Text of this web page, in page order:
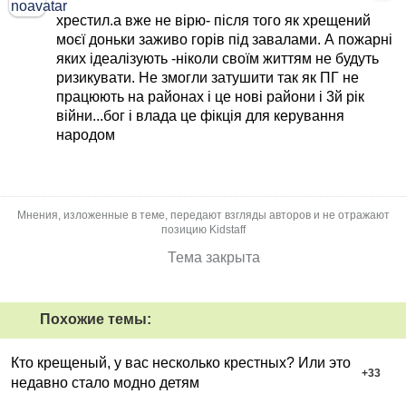
хрестил.а вже не вірю- після того як хрещений
моєї доньки заживо горів під завалами. А пожарні
яких ідеалізують -ніколи своїм життям не будуть
ризикувати. Не змогли затушити так як ПГ не
працюють на районах і це нові райони і 3й рік
війни...бог і влада це фікція для керування
народом
Мнения, изложенные в теме, передают взгляды авторов и не отражают
позицию Kidstaff
Тема закрыта
Похожие темы:
Кто крещеный, у вас несколько крестных? Или это
недавно стало модно детям
+33